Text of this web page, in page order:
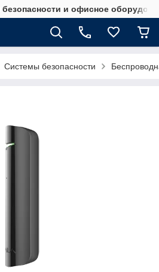
и офисное
Системы безопасности